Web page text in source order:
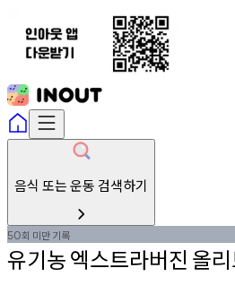
음식 또는 운동 검색하기
50회 미만기록
유기농엑스트라버진 올